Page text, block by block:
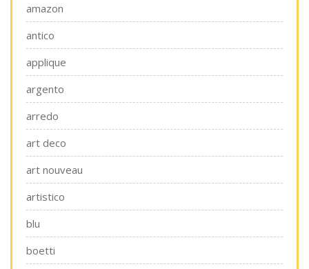
amazon
antico
applique
argento
arredo
art deco
art nouveau
artistico
blu
boetti